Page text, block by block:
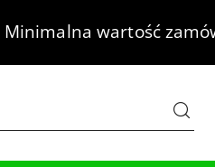
Minimalna wartość